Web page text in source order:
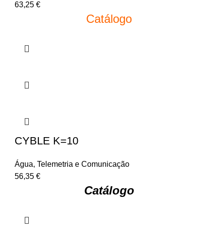
63,25 €
Catálogo
CYBLE K=10
Água, Telemetria e Comunicação
56,35 €
Catálogo